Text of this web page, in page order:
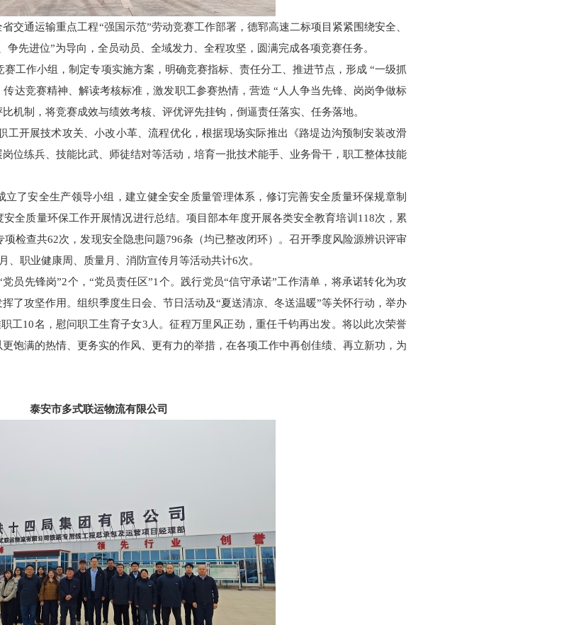
交通运输重点工程“强国示范”劳动竞赛工作部署，德郓高速二标项目紧紧围绕安全、
先进位”为导向，全员动员、全域发力、全程攻坚，圆满完成各项竞赛任务。
工作小组，制定专项实施方案，明确竞赛指标、责任分工、推进节点，形成 “一级抓
达竞赛精神、解读考核标准，激发职工参赛热情，营造 “人人争当先锋、岗岗争做标
机制，将竞赛成效与绩效考核、评优评先挂钩，倒逼责任落实、任务落地。
工开展技术攻关、小改小革、流程优化，根据现场实际推出《路堤边沟预制安装改滑
位练兵、技能比武、师徒结对等活动，培育一批技术能手、业务骨干，职工整体技能
了安全生产领导小组，建立健全安全质量管理体系，修订完善安全质量环保规章制
全质量环保工作开展情况进行总结。项目部本年度开展各类安全教育培训118次，累
检查共62次，发现安全隐患问题796条（均已整改闭环）。召开季度风险源辨识评审
职业健康周、质量月、消防宣传月等活动共计6次。
员先锋岗”2个，“党员责任区”1个。践行党员“信守承诺”工作清单，将承诺转化为攻
了攻坚作用。组织季度生日会、节日活动及“夏送清凉、冬送温暖”等关怀行动，举办
工10名，慰问职工生育子女3人。征程万里风正劲，重任千钧再出发。将以此次荣誉
饱满的热情、更务实的作风、更有力的举措，在各项工作中再创佳绩、再立新功，为
泰安市多式联运物流有限公司